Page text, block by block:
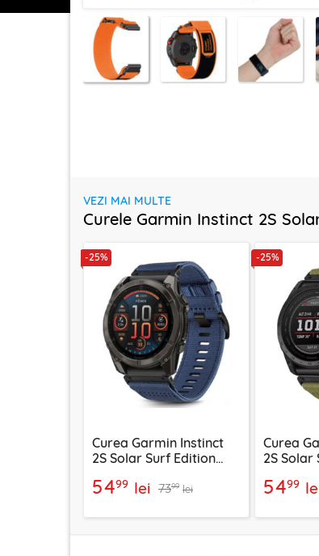
VEZI MAI MULTE
Curele Garmin Instinct 2S
-25%
Curea Garmin Instinct
2S Solar Surf Edition
W070
5499 lei 7399 lei
-25%
Curea
2S Solar
5499